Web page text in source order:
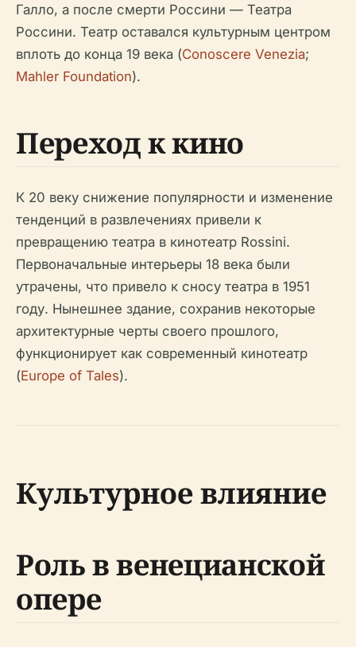
Галло, а после смерти Россини — Театра
Россини. Театр оставался культурным центром
вплоть до конца 19 века (Conoscere Venezia;
Mahler Foundation).
Переход к кино
К 20 веку снижение популярности и изменение
тенденций в развлечениях привели к
превращению театра в кинотеатр Rossini.
Первоначальные интерьеры 18 века были
утрачены, что привело к сносу театра в 1951
году. Нынешнее здание, сохранив некоторые
архитектурные черты своего прошлого,
функционирует как современный кинотеатр
(Europe of Tales).
Культурное влияние
Роль в венецианской
опере